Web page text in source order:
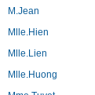
M.Jean
Mlle.Hien
Mlle.Lien
Mlle.Huong